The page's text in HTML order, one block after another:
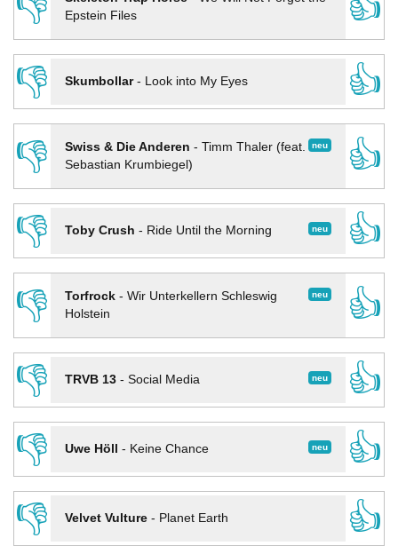
Epstein Files
👎
Skumbollar- Look into My Eyes
👍
👎
neu
Swiss & Die Anderen - Timm Thaler (feat.
Sebastian Krumbiegel)
👍
👎
neu
Toby Crush - Ride Until the Morning
👍
👎
neu
Torfrock- Wir Unterkellern Schleswig
Holstein
👍
👎
neu
TRVB 13- Social Media
👍
👎
neu
Uwe Höll - Keine Chance
👍
👎
Velvet Vulture- Planet Earth
👍